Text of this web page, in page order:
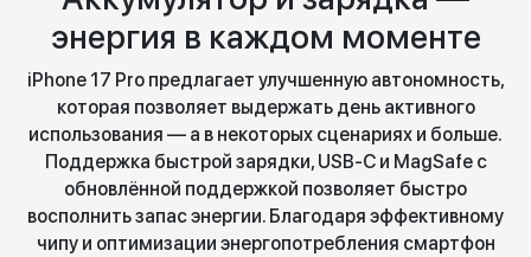
энергия в каждом моменте
iPhone 17 Pro предлагает улучшенную автономность,
которая позволяет выдержать день активного
использования — а в некоторых сценариях и больше.
Поддержка быстрой зарядки, USB-C и MagSafe с
обновлённой поддержкой позволяет быстро
восполнить запас энергии. Благодаря эффективному
чипу и оптимизации энергопотребления смартфон